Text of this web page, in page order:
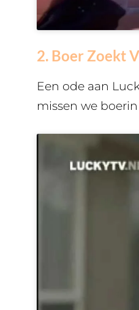
2. Boer Zoekt
Een ode aan
missen we